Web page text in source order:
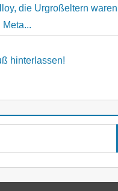
die Urgroßeltern
hinterlassen!